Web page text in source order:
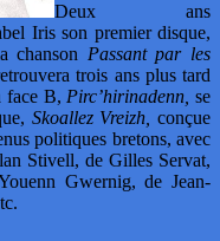
Deux ans
Iris son premier disque,
chanson Passant par les
trois ans plus tard
face B, Pirc’hirinadenn, se
Skoallez Vreizh, conçue
politiques bretons, avec
Stivell, de Gilles Servat,
Gwernig, de Jean-